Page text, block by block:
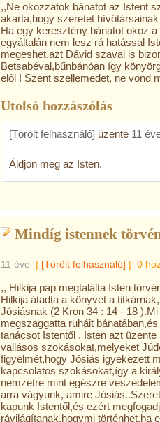
,,Ne okozzatok bánatot az Istent
akarta,hogy szeretet
Ha egy keresztény bánatot okoz
egyáltalán nem lesz rá hatással
megeshet,azt Dávid szavai is
Betsabéval,bűnbánóan így
elől ! Szent szellemedet, ne vond
Utolsó hozzászólás
[Törölt felhasználó] üzente 11
Áldjon meg az Isten.
Mindíg istennek
11 éve | [Törölt felhasználó] | 0
,, Hilkija pap megtalálta Isten
Hilkija átadta a könyvet a
Jósiásnak (2 Kron 34 : 14 - 18
megszaggatta ruháit
tanácsot Istentől . Isten azt
vallásos szokásokat,melyeket
figyelmét,hogy Jósiás igyekezett
kapcsolatos szokásokat,így a
nemzetre mint egészre
arra vágyunk, amire
kapunk Istentől,és ezért
rávilágítanak,hogymi történhet,ha